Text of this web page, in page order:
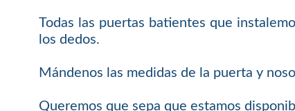
Todas las puertas batientes que
los dedos.
Mándenos las medidas de la puerta y
Queremos que sepa que estamos